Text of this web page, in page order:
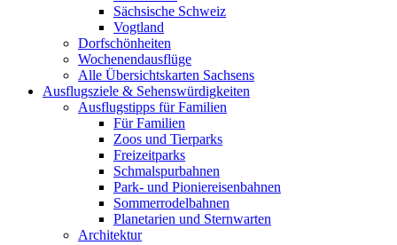
Sächsische Schweiz
Vogtland
Dorfschönheiten
Wochenendausflüge
Alle Übersichtskarten Sachsens
Ausflugsziele & Sehenswürdigkeiten
Ausflugstipps für Familien
Für Familien
Zoos und Tierparks
Freizeitparks
Schmalspurbahnen
Park- und Pioniereisenbahnen
Sommerrodelbahnen
Planetarien und Sternwarten
Architektur